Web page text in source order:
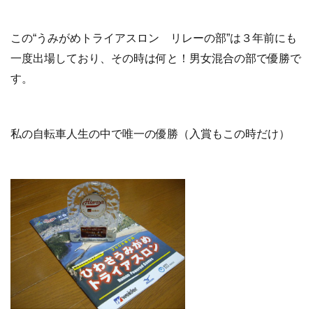
この“うみがめトライアスロン リレーの部”は３年前にも
一度出場しており、その時は何と！男女混合の部で優勝で
す。
私の自転車人生の中で唯一の優勝（入賞もこの時だけ）